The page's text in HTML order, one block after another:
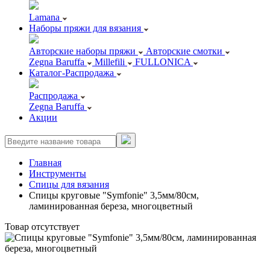
Lamana
Наборы пряжи для вязания
Авторские наборы пряжи
Авторские смотки
Zegna Baruffa
Millefili
FULLONICA
Каталог-Распродажа
Распродажа
Zegna Baruffa
Акции
Главная
Инструменты
Спицы для вязания
Спицы круговые "Symfonie" 3,5мм/80см,
ламинированная береза, многоцветный
Товар отсутствует